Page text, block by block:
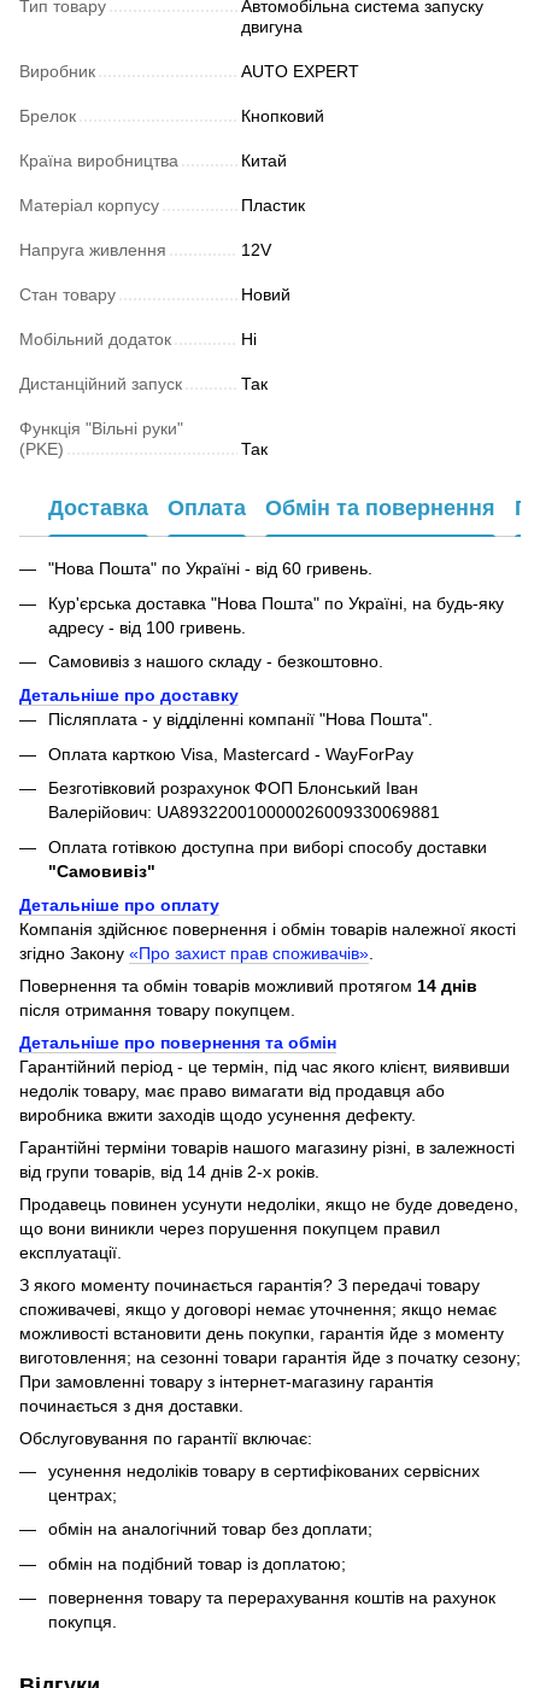
Тип товару
Автомобільна система запуску
двигуна
Виробник AUTO EXPERT
Брелок Кнопковий
Країна виробництва Китай
Матеріал корпусу Пластик
Напруга живлення 12V
Стан товару Новий
Мобільний додаток Ні
Дистанційний запуск Так
Функція "Вільні руки"
(PKE)
Так
Доставка Оплата Обмін та повернення
"Нова Пошта" по Україні - від 60 гривень.
Кур'єрська доставка "Нова Пошта" по Україні, на будь-яку
адресу - від 100 гривень.
Самовивіз з нашого складу - безкоштовно.
Детальніше про доставку
Післяплата - у відділенні компанії "Нова Пошта".
Оплата карткою Visa, Mastercard - WayForPay
Безготівковий розрахунок ФОП Блонський Іван
Валерійович: UA893220010000026009330069881
Оплата готівкою доступна при виборі способу доставки
"Самовивіз"
Детальніше про оплату
Компанія здійснює повернення і обмін товарів належної якості
згідно Закону «Про захист прав споживачів»
Повернення та обмін товарів можливий протягом 14 днів
після отримання товару покупцем.
Детальніше про повернення та обмін
Гарантійний період - це термін, під час якого клієнт, виявивши
недолік товару, має право вимагати від продавця або
виробника вжити заходів щодо усунення дефекту.
Гарантійні терміни товарів нашого магазину різні, в залежності
від групи товарів, від 14 днів 2-х років.
Продавець повинен усунути недоліки, якщо не буде доведено,
що вони виникли через порушення покупцем правил
експлуатації.
З якого моменту починається гарантія? З передачі товару
споживачеві, якщо у договорі немає уточнення; якщо немає
можливості встановити день покупки, гарантія йде з моменту
виготовлення; на сезонні товари гарантія йде з початку сезону;
При замовленні товару з інтернет-магазину гарантія
починається з дня доставки.
Обслуговування по гарантії включає:
усунення недоліків товару в сертифікованих сервісних
центрах;
обмін на аналогічний товар без доплати;
обмін на подібний товар із доплатою;
повернення товару та перерахування коштів на рахунок
покупця.